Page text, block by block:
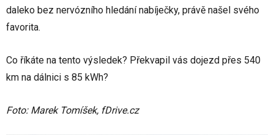
daleko bez nervózního hledání nabíječky, právě našel svého
favorita.
Co říkáte na tento výsledek? Překvapil vás dojezd přes 540
km na dálnici s 85 kWh?
Foto: Marek Tomíšek, fDrive.cz